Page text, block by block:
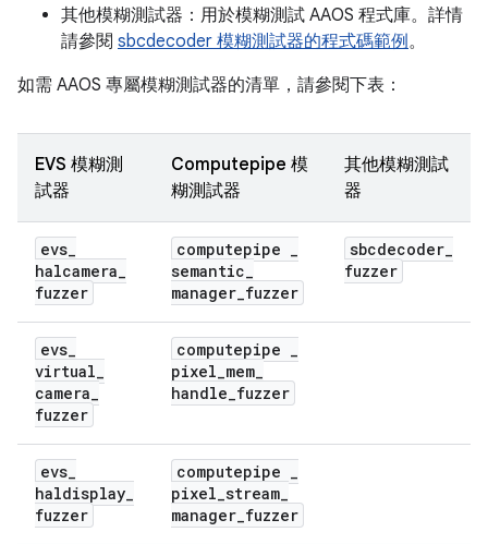
其他模糊測試器：用於模糊測試 AAOS 程式庫。詳情
請參閱 sbcdecoder 模糊測試器的程式碼範例。
如需 AAOS 專屬模糊測試器的清單，請參閱下表：
EVS 模糊測
試器
Computepipe 模
糊測試器
其他模糊測試
器
evs_
halcamera_
fuzzer
computepipe _
semantic_
manager_fuzzer
sbcdecoder_
fuzzer
evs_
virtual_
camera_
fuzzer
computepipe _
pixel_mem_
handle_fuzzer
evs_
haldisplay_
fuzzer
computepipe _
pixel_stream_
manager_fuzzer